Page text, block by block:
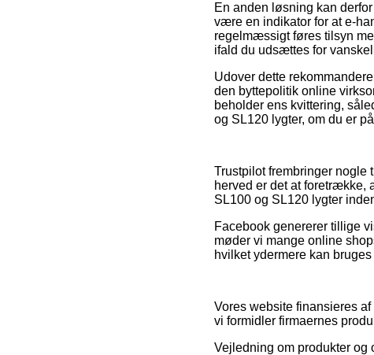
En anden løsning kan
være en indikator for at e-
regelmæssigt føres tilsyn
ifald du udsættes for
Udover dette
den byttepolitik online
beholder ens kvittering,
og SL120 lygter, om du er
Trustpilot frembringer
herved er det at foretrække,
SL100 og SL120 lygter
Facebook genererer tillige
møder vi mange online
hvilket ydermere kan
Vores website finansieres
vi formidler firmaernes
Vejledning om produkter og